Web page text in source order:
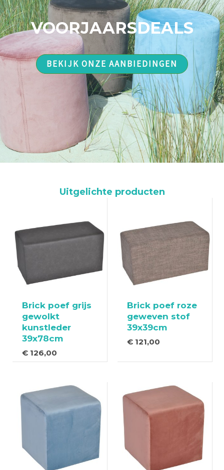
VOORJAARSDEALS
BEKIJK ONZE AANBIEDINGEN
Uitgelichte producten
Brick poef grijs
gewolkt
kunstleder
39x78cm
€ 126,00
Brick poef roze
geweven stof
39x39cm
€ 121,00